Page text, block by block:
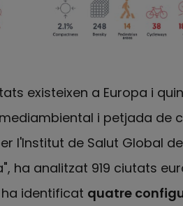
existeixen a Europa i
i petjada de
l'Institut de Salut Global
ha analitzat 919 ciutats
ha identificat quatre